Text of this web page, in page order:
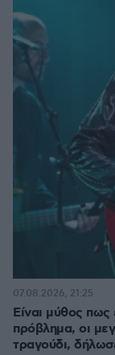
Είναι μύθος πως
πρόβλημα, οι
τραγούδι,
07.08.2026, 21:25